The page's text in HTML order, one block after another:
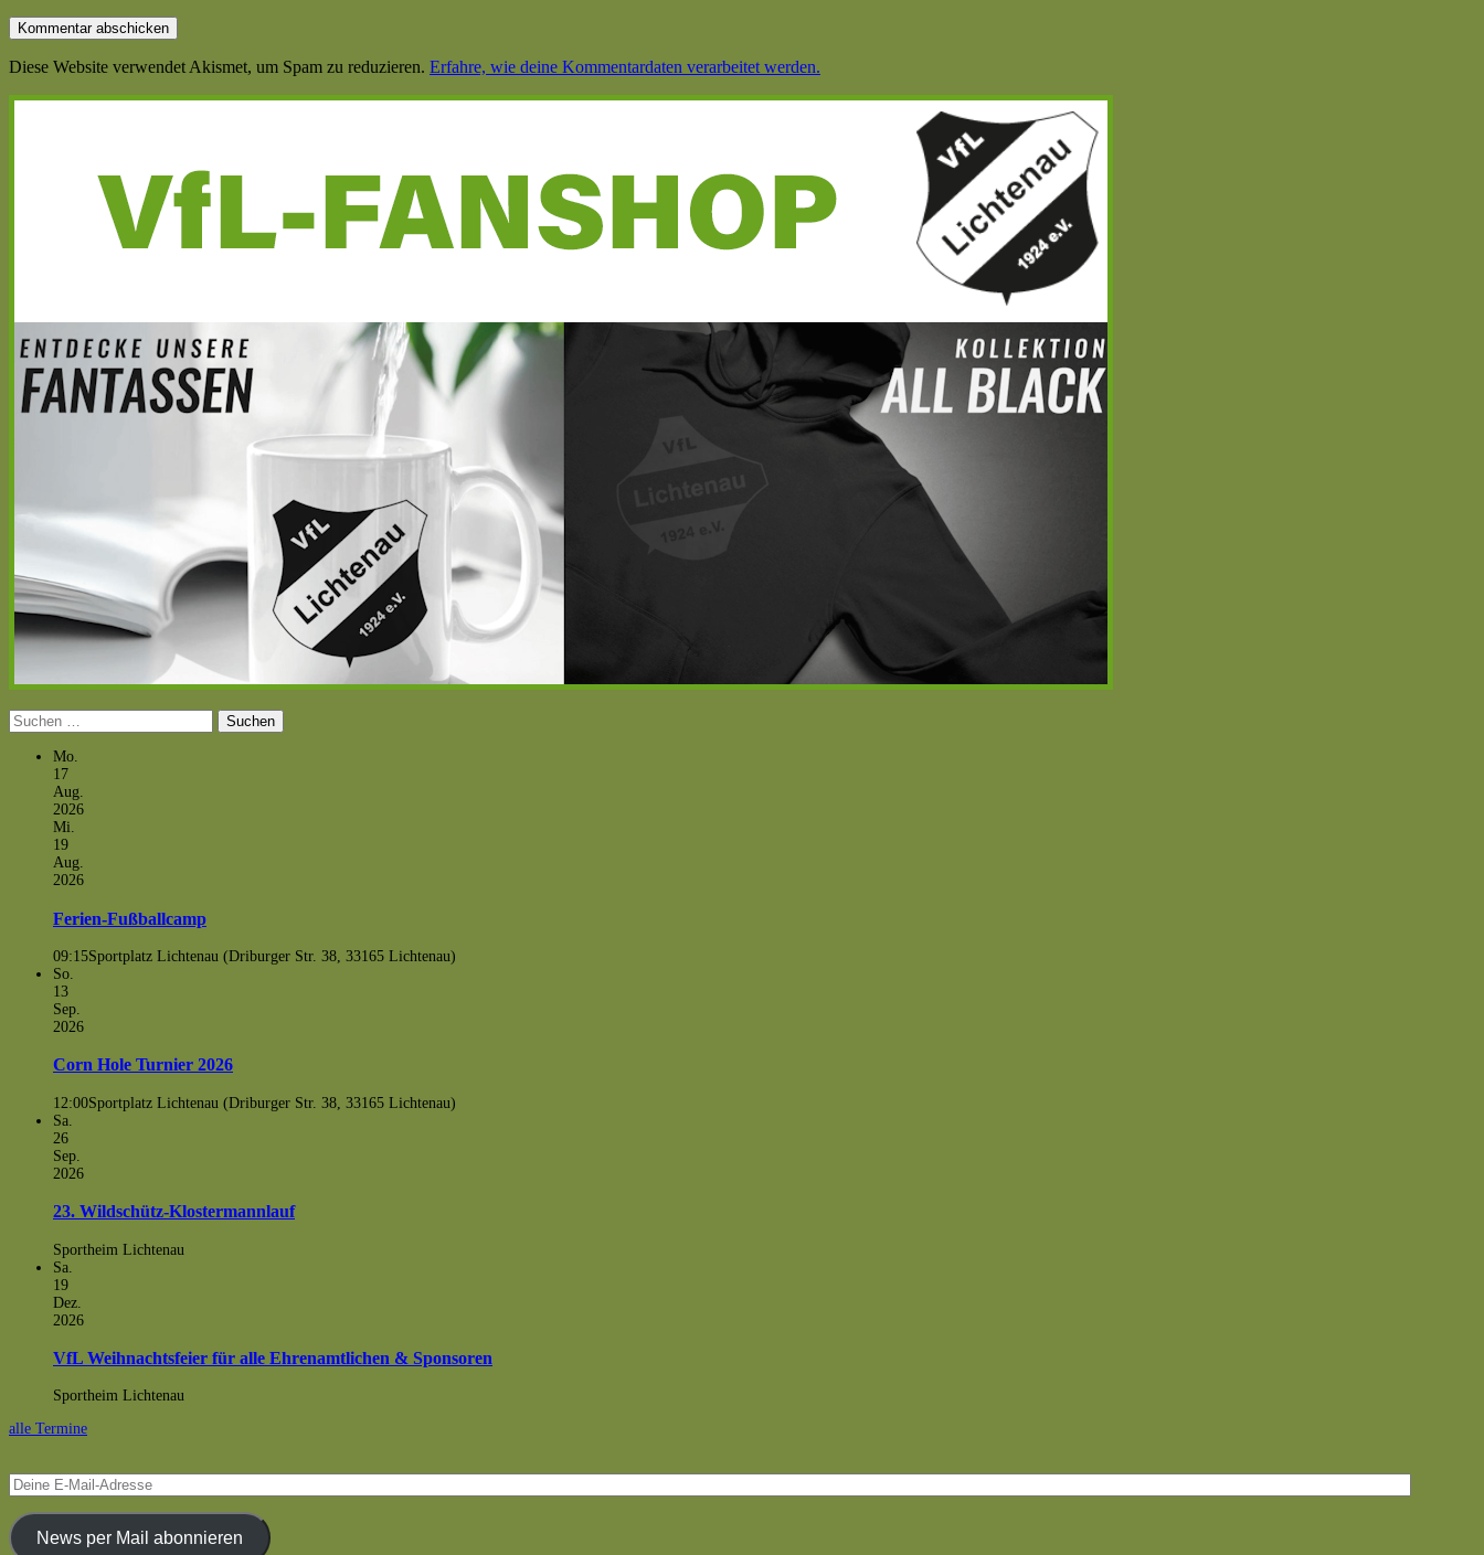
Diese Website verwendet Akismet, um Spam zu reduzieren. Erfahre, wie deine Kommentardaten verarbeitet werden.
Haupt-
Suchen
nach:
Mo.
17
Aug.
2026
Mi.
19
Aug.
2026
Ferien-Fußballcamp
09:15Sportplatz Lichtenau (Driburger Str. 38, 33165 Lichtenau)
So.
13
Sep.
2026
Corn Hole Turnier 2026
12:00Sportplatz Lichtenau (Driburger Str. 38, 33165 Lichtenau)
Sa.
26
Sep.
2026
23. Wildschütz-Klostermannlauf
Sportheim Lichtenau
Sa.
19
Dez.
2026
VfL Weihnachtsfeier für alle Ehrenamtlichen & Sponsoren
Sportheim Lichtenau
alle Termine
Deine
E-
Mail-
AdresseNews per Mail abonnieren